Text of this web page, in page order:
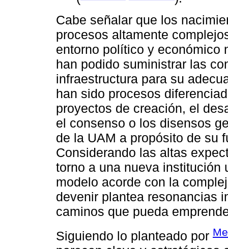
Cabe señalar que los
procesos altamente
entorno político y económico
han podido suministrar las
infraestructura para su
han sido procesos
proyectos de creación, el
el consenso o los disensos
de la UAM a propósito de su
Considerando las altas
torno a una nueva institución
modelo acorde con la
devenir plantea resonancias
caminos que pueda
Siguiendo lo planteado por